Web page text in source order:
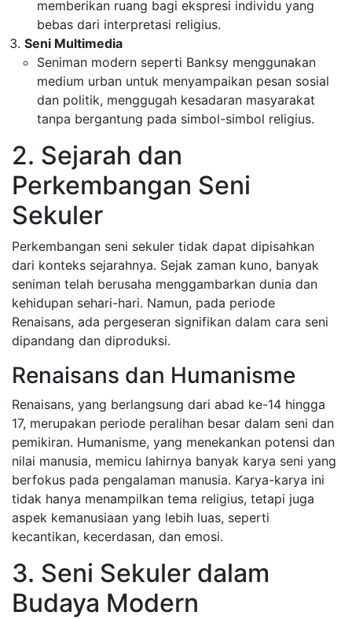
memberikan ruang bagi ekspresi individu yang
bebas dari interpretasi religius.
Seni Multimedia
Seniman modern seperti Banksy menggunakan
medium urban untuk menyampaikan pesan sosial
dan politik, menggugah kesadaran masyarakat
tanpa bergantung pada simbol-simbol religius.
2. Sejarah dan
Perkembangan Seni
Sekuler
Perkembangan seni sekuler tidak dapat dipisahkan
dari konteks sejarahnya. Sejak zaman kuno, banyak
seniman telah berusaha menggambarkan dunia dan
kehidupan sehari-hari. Namun, pada periode
Renaisans, ada pergeseran signifikan dalam cara seni
dipandang dan diproduksi.
Renaisans dan Humanisme
Renaisans, yang berlangsung dari abad ke-14 hingga
17, merupakan periode peralihan besar dalam seni dan
pemikiran. Humanisme, yang menekankan potensi dan
nilai manusia, memicu lahirnya banyak karya seni yang
berfokus pada pengalaman manusia. Karya-karya ini
tidak hanya menampilkan tema religius, tetapi juga
aspek kemanusiaan yang lebih luas, seperti
kecantikan, kecerdasan, dan emosi.
3. Seni Sekuler dalam
Budaya Modern